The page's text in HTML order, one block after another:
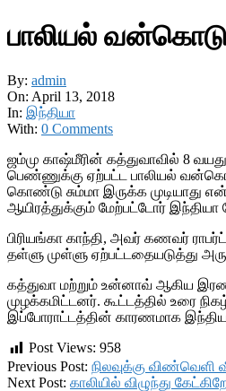
பாலியல்
By: admin
On: April 13, 2018
In: இந்தியா
With: 0 Comments
ஜம்மு காஷ்மீரின் கத்துவாவில் 8
பெண்ணுக்கு ஏற்பட்ட பாலியல்
கொண்டு சும்மா இருக்க முடியாது
ஆயிரத்துக்கும் மேற்பட்டோர்
பிரியங்கா காந்தி, அவர் கணவர்
தள்ளு முள்ளு ஏற்பட்டதையடுத்து
கத்துவா மற்றும் உன்னாவ் ஆகிய
முழக்கமிட்டனர். கூட்டத்தில் உரை
இப்போராட்டத்தின் காரணமாக
Post Views: 958
2018-
04-
Previous Post: நிலவுக்கு விண்வெளி
Next Post: காலியில் விழுந்து